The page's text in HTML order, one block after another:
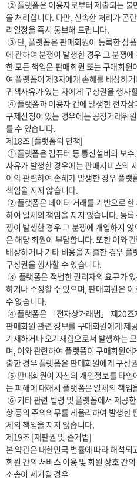
을 처리합니다. 다만, 신속한 처리가 곤
리일정을 즉시 통보해 드립니다.
에 관하여 분쟁이 발생한 경우 그 분쟁
한 모든 책임은 판매회원 또는 구매회
여 플랫폼이 제3자에게 손해를 배상하
귀책사유가 있는 자에게 구상권을 행사
구제신청이 있는 경우에는 공정거래위
를 수 있습니다.
제18조 [플랫폼의 면책]
사유가 발생한 경우에는 판매서비스의
이와 관련하여 손해가 발생한 경우 플
책임을 지지 않습니다.
하여 일체의 책임을 지지 않습니다. 등
쟁이 발생한 경우 그 분쟁에 개입하지
은 해당 회원이 부담합니다. 또한 이와
배상하거나 기타 비용을 지출한 경우
구상권을 행사할 수 있습니다.
하거나 수정할 수 있으며, 판매회원은
수 없습니다.
판매회원 관련 정보를 구매회원에게 제
기재하거나 오기재함으로써 발생하는
며, 이와 관련하여 플랫폼이 구매회원
출한 경우 플랫폼은 판매회원에게 구상
는 피해에 대해서 플랫폼은 일체의 책임
항 등의 주의의무를 게을리하여 발생한
체의 책임을 지지 않습니다.
제19조 [재판권 및 준거법]
본 약관은 대한민국 법률에 따라 해석
회원 간의 서비스 이용 및 회원 상호 간
소송이 제기될 경우